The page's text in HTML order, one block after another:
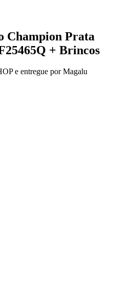
Champion Prata
+ Brincos
e entregue por Magalu